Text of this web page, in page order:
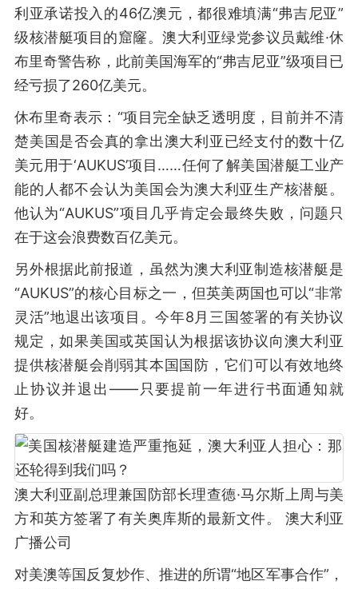
利亚承诺投入的46亿澳元，都很难填满“弗吉尼亚”
级核潜艇项目的窟窿。澳大利亚绿党参议员戴维·休
布里奇警告称，此前美国海军的“弗吉尼亚”级项目已
经亏损了260亿美元。
休布里奇表示：“项目完全缺乏透明度，目前并不清
楚美国是否会真的拿出澳大利亚已经支付的数十亿
美元用于‘AUKUS’项目……任何了解美国潜艇工业产
能的人都不会认为美国会为澳大利亚生产核潜艇。
他认为“AUKUS”项目几乎肯定会最终失败，问题只
在于这会浪费数百亿美元。
另外根据此前报道，虽然为澳大利亚制造核潜艇是
“AUKUS”的核心目标之一，但英美两国也可以“非常
灵活”地退出该项目。今年8月三国签署的有关协议
规定，如果美国或英国认为根据该协议向澳大利亚
提供核潜艇会削弱其本国国防，它们可以有效地终
止协议并退出——只要提前一年进行书面通知就
好。
澳大利亚副总理兼国防部长理查德·马尔斯上周与美
方和英方签署了有关奥库斯的最新文件。 澳大利亚
广播公司
对美澳等国反复炒作、推进的所谓“地区军事合作”，